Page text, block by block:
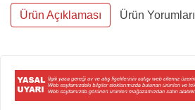
Ürün Açıklaması Ürün Yorumları